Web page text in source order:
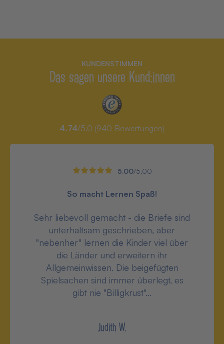
KUNDENSTIMMEN
Das sagen unsere Kund:innen
4.74/5.0 (940 Bewertungen)
5.00/5.00
So macht Lernen Spaß!
Sehr liebevoll gemacht - die Briefe sind
unterhaltsam geschrieben, aber
"nebenher" lernen die Kinder viel über
die Länder und erweitern ihr
Allgemeinwissen. Die beigefügten
Spielsachen sind immer überlegt, es
gibt nie "Billigkrust"...
Judith W.